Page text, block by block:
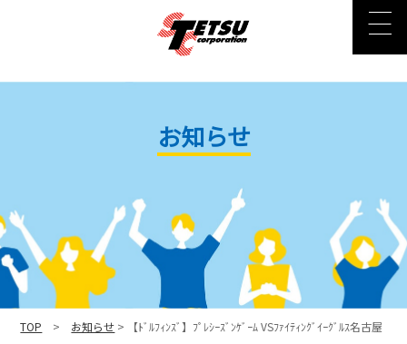
お知らせ
TOP > お知らせ > 【ﾄﾞﾙﾌｨﾝｽﾞ】ﾌﾟﾚｼｰｽﾞﾝｹﾞｰﾑ VSﾌｧｲﾃｨﾝｸﾞｲｰｸﾞﾙｽ名古屋